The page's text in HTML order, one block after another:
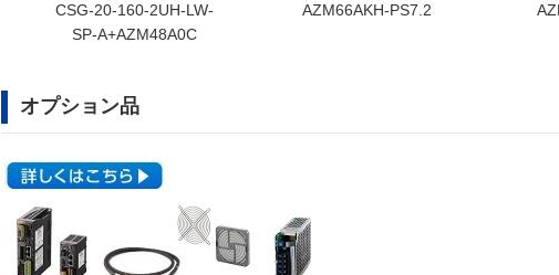
CSG-20-160-2UH-LW-
SP-A+AZM48A0C
AZM66AKH-PS7.2
オプション品